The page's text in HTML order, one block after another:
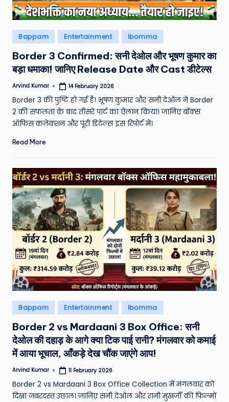
Posted
in
Bappam Entertainment Ibomma
Border 3 Confirmed: सनी देओल और भूषण कुमार का
बड़ा धमाका! जानिए Release Date और Cast डीटेल्स
Posted
Arvind Kumar 14 February 2026
Border 3 की पुष्टि हो गई है! भूषण कुमार और सनी देओल ने Border
2 की सफलता के बाद तीसरे पार्ट का ऐलान किया। जानिए बॉक्स
ऑफिस कलेक्शन और पूरी डिटेल्स इस रिपोर्ट में।
Read More
Posted
in
Bappam Entertainment Ibomma
Border 2 vs Mardaani 3 Box Office: सनी
देओल की दहाड़ के आगे क्या टिक पाई रानी? मंगलवार को कमाई
में आया भूचाल, आँकड़े देख चौंक जाएंगे आप!
Posted
Arvind Kumar 11 February 2026
Border 2 vs Mardaani 3 Box Office Collection में मंगलवार को
दिखा जबरदस्त उछाल। जानिए सनी देओल और रानी मुखर्जी की फिल्मों